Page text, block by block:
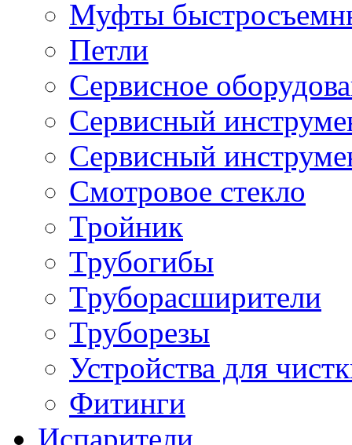
Муфты
Петли
Сервисное
Сервисный
Сервисный
Смотровое стекло
Тройник
Трубогибы
Труборасширители
Труборезы
Устройства для
Фитинги
Испарители